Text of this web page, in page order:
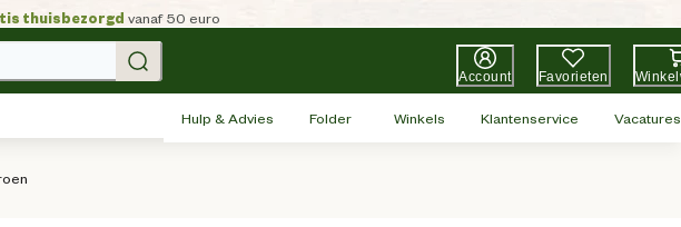
thuisbezorgd vanaf 50 euro
Account Favorieten
Hulp & Advies Folder Winkels Klantenservice Vacatures